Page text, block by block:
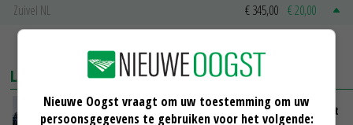
Zuivel NL
€ 345,00 € 20,00
LAATSTE NIEUWS
LTO en NAJK roepen leden op Brabants protest
Nieuwe Oogst vraagt om uw toestemming om uw
persoonsgegevens te gebruiken voor het volgende: